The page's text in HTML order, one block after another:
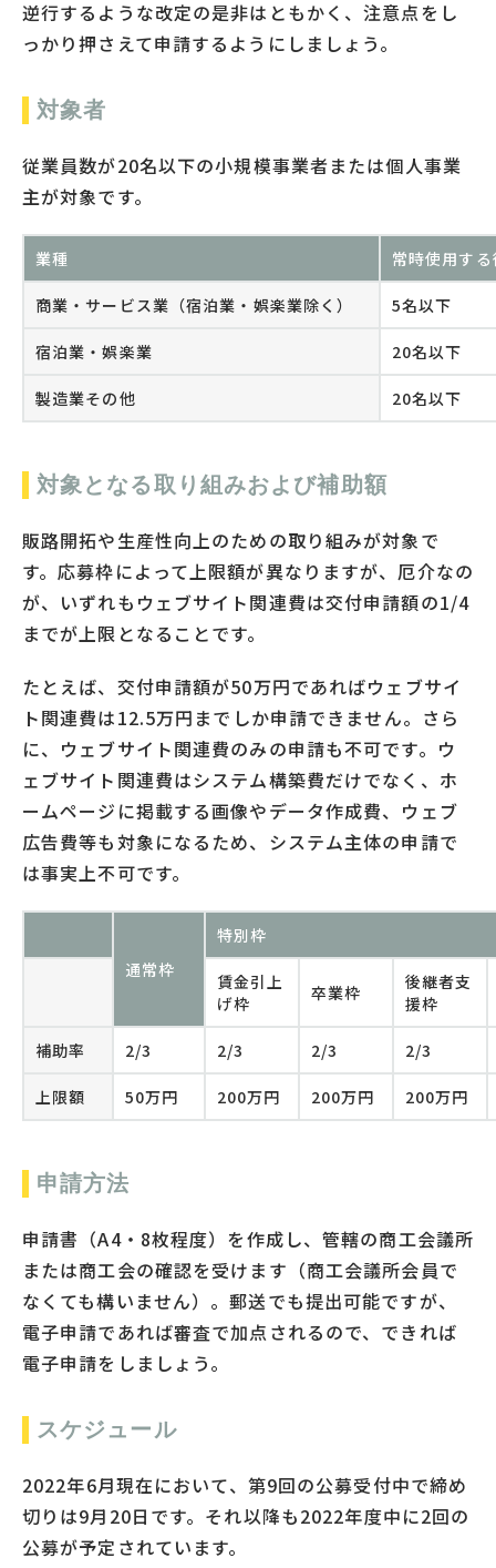
逆行するような改定の是非はともかく、注意点をし
っかり押さえて申請するようにしましょう。
対象者
従業員数が20名以下の小規模事業者または個人事業
主が対象です。
業種 常時使用す
商業・サービス業（宿泊業・娯楽業除く） 5名以下
宿泊業・娯楽業 20名以下
製造業その他 20名以下
対象となる取り組みおよび補助額
販路開拓や生産性向上のための取り組みが対象で
す。応募枠によって上限額が異なりますが、厄介なの
が、いずれもウェブサイト関連費は交付申請額の1/4
までが上限となることです。
たとえば、交付申請額が50万円であればウェブサイ
ト関連費は12.5万円までしか申請できません。さら
に、ウェブサイト関連費のみの申請も不可です。ウ
ェブサイト関連費はシステム構築費だけでなく、ホ
ームページに掲載する画像やデータ作成費、ウェブ
広告費等も対象になるため、システム主体の申請で
は事実上不可です。
通常枠
特別枠
賃金引上
げ枠
卒業枠
後継者支
援枠
補助率 2/3 2/3 2/3 2/3
上限額 50万円 200万円 200万円 200万円
申請方法
申請書（A4・8枚程度）を作成し、管轄の商工会議所
または商工会の確認を受けます（商工会議所会員で
なくても構いません）。郵送でも提出可能ですが、
電子申請であれば審査で加点されるので、できれば
電子申請をしましょう。
スケジュール
2022年6月現在において、第9回の公募受付中で締め
切りは9月20日です。それ以降も2022年度中に2回の
公募が予定されています。